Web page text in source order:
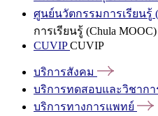
ศูนย์นวัตกรรมการเรียนรู้
การเรียนรู้ (Chula MOOC)
CUVIPCUVIP
บริการสังคม
บริการทดสอบและวิชากา
บริการทางการแพทย์